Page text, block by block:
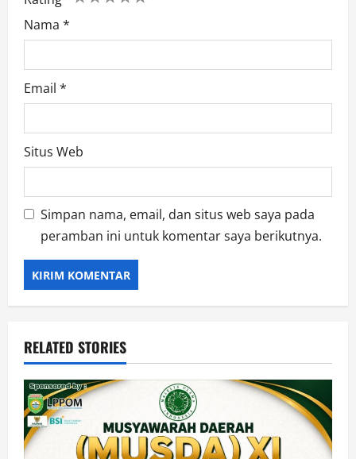
Nama *
Email *
Situs Web
Simpan nama, email, dan situs web saya pada
peramban ini untuk komentar saya berikutnya.
RELATED STORIES